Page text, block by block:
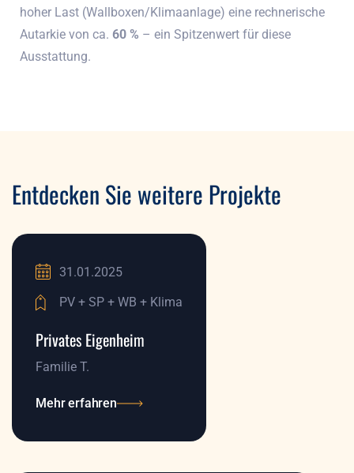
hoher Last (Wallboxen/Klimaanlage) eine rechnerische
Autarkie von ca. 60 % – ein Spitzenwert für diese
Ausstattung.
Entdecken Sie weitere Projekte
31.01.2025
PV + SP + WB + Klima
Privates Eigenheim
Familie T.
Mehr erfahren